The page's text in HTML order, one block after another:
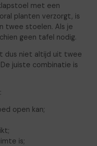
met een
planten verzorgt, is
twee stoelen. Als je
geen tafel nodig.
dus niet altijd uit twee
juiste combinatie is
open kan;
is;